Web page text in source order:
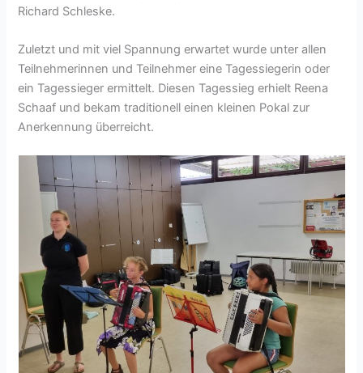
Richard Schleske.
Zuletzt und mit viel Spannung erwartet wurde unter allen
Teilnehmerinnen und Teilnehmer eine Tagessiegerin oder
ein Tagessieger ermittelt. Diesen Tagessieg erhielt Reena
Schaaf und bekam traditionell einen kleinen Pokal zur
Anerkennung überreicht.